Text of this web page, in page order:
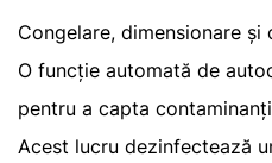
Congelare, dimensionare și
O funcție automată de
pentru a capta
Acest lucru dezinfectează